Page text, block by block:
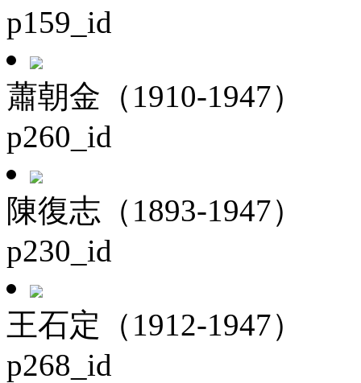
p159_id
蕭朝金（1910-1947）
p260_id
陳復志（1893-1947）
p230_id
王石定（1912-1947）
p268_id